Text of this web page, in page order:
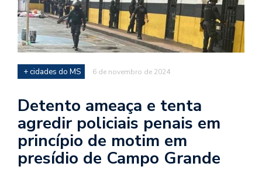
+ cidades do MS 6 de novembro de 2024
Detento ameaça e tenta
agredir policiais penais em
princípio de motim em
presídio de Campo Grande